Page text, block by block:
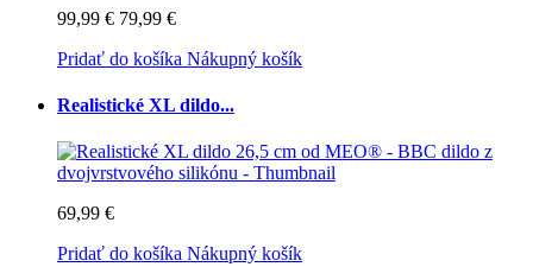
99,99 € 79,99 €
Pridať do košíka Nákupný košík
Realistické XL dildo...
69,99 €
Pridať do košíka Nákupný košík